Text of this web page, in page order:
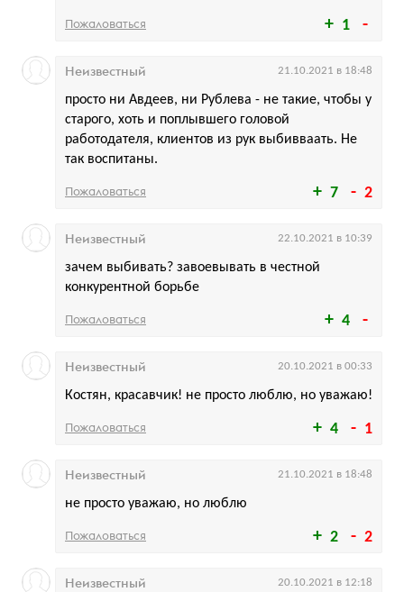
1
Пожаловаться
7 2
просто ни Авдеев, ни Рублева - не такие, чтобы у
старого, хоть и поплывшего головой
работодателя, клиентов из рук выбивваать. Не
так воспитаны.
Неизвестный 21.10.2021 в 18:48
Пожаловаться
4
зачем выбивать? завоевывать в честной
конкурентной борьбе
Неизвестный 22.10.2021 в 10:39
Пожаловаться
4 1
Костян, красавчик! не просто люблю, но уважаю!
Неизвестный 20.10.2021 в 00:33
Пожаловаться
2 2
не просто уважаю, но люблю
Неизвестный 21.10.2021 в 18:48
Пожаловаться
Неизвестный 20.10.2021 в 12:18